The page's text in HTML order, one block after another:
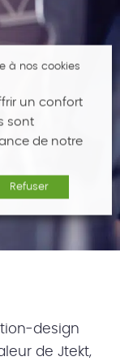
design
de Jtekt,
à nos cookies
un confort
sont
de notre
Refuser